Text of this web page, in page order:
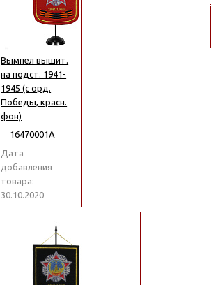
Вымпел вышит.
на подст. 1941-
1945 (с орд.
Победы, красн.
фон)
16470001А
Дата
добавления
товара:
30.10.2020